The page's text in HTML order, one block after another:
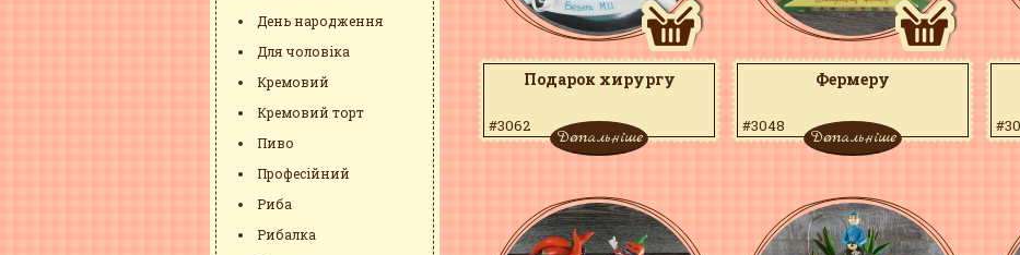
День народження
Для чоловіка
Кремовий
Кремовий торт
Пиво
Професійний
Риба
Рибалка
Подарок хирургу
#3062
Детальніше
Фермеру
#3048
Детальніше